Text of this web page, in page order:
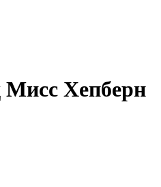
Мисс Хепберн